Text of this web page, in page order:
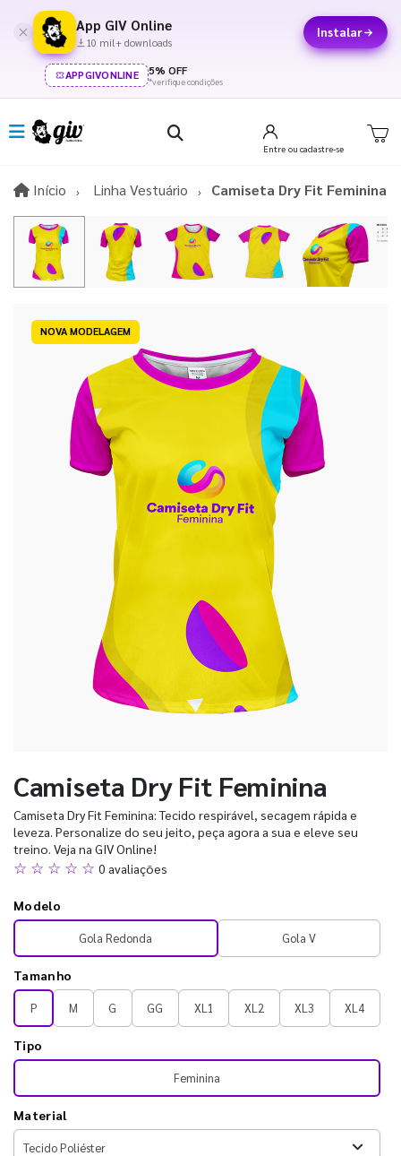
App GIV Online
10 mil+ downloads
Instalar
APPGIVONLINE 5% OFF
*verifique condições
Entre ou cadastre-se
Início InícioLinha Vestuário Camiseta Dry Fit Feminina
NOVA MODELAGEM
Camiseta Dry Fit Feminina
Camiseta Dry Fit Feminina: Tecido respirável, secagem rápida e
leveza. Personalize do seu jeito, peça agora a sua e eleve seu
treino. Veja na GIV Online!
☆ ☆ ☆ ☆ ☆ 0 avaliações
Modelo
Gola Redonda Gola V
Tamanho
P M G GG XL1 XL2 XL3 XL4
Tipo
Feminina
Material